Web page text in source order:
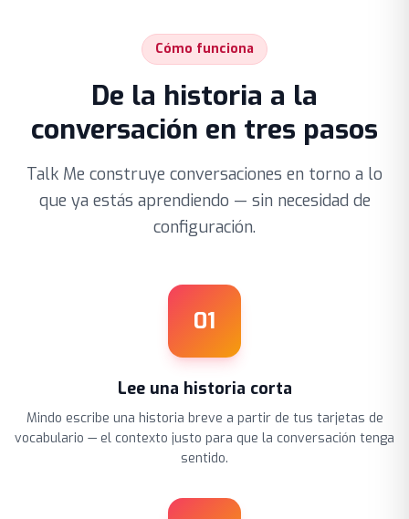
Cómo funciona
De la historia a la
conversación en tres pasos
Talk Me construye conversaciones en torno a lo
que ya estás aprendiendo — sin necesidad de
configuración.
01
Lee una historia corta
Mindo escribe una historia breve a partir de tus tarjetas de
vocabulario — el contexto justo para que la conversación tenga
sentido.